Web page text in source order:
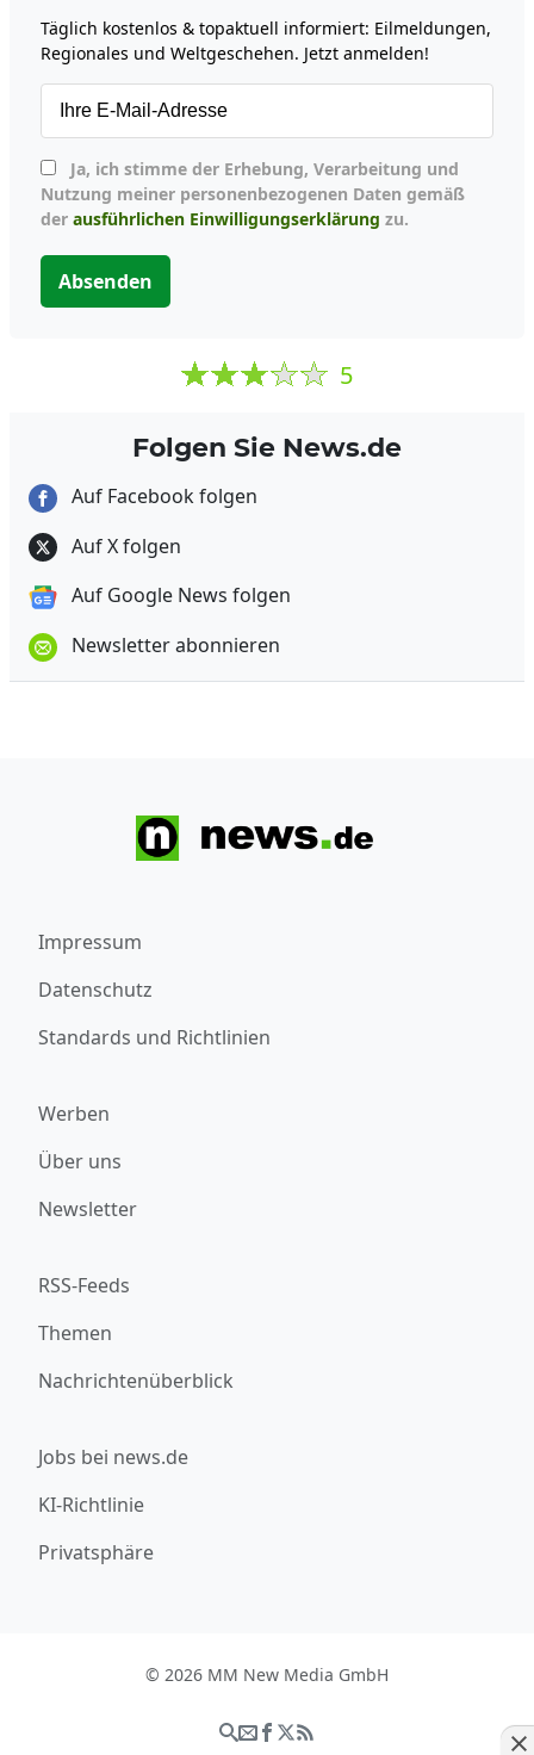
Täglich kostenlos & topaktuell informiert: Eilmeldungen,
Regionales und Weltgeschehen. Jetzt anmelden!
Nutzung meiner personenbezogenen Daten gemäß
der ausführlichen Einwilligungserklärung zu.
Absenden
5
Folgen Sie News.de
Auf Facebook folgen
Auf X folgen
Auf Google News folgen
Newsletter abonnieren
Impressum
Datenschutz
Standards und Richtlinien
Werben
Über uns
Newsletter
RSS-Feeds
Themen
Nachrichtenüberblick
Jobs bei news.de
KI-Richtlinie
Privatsphäre
© 2026 MM New Media GmbH